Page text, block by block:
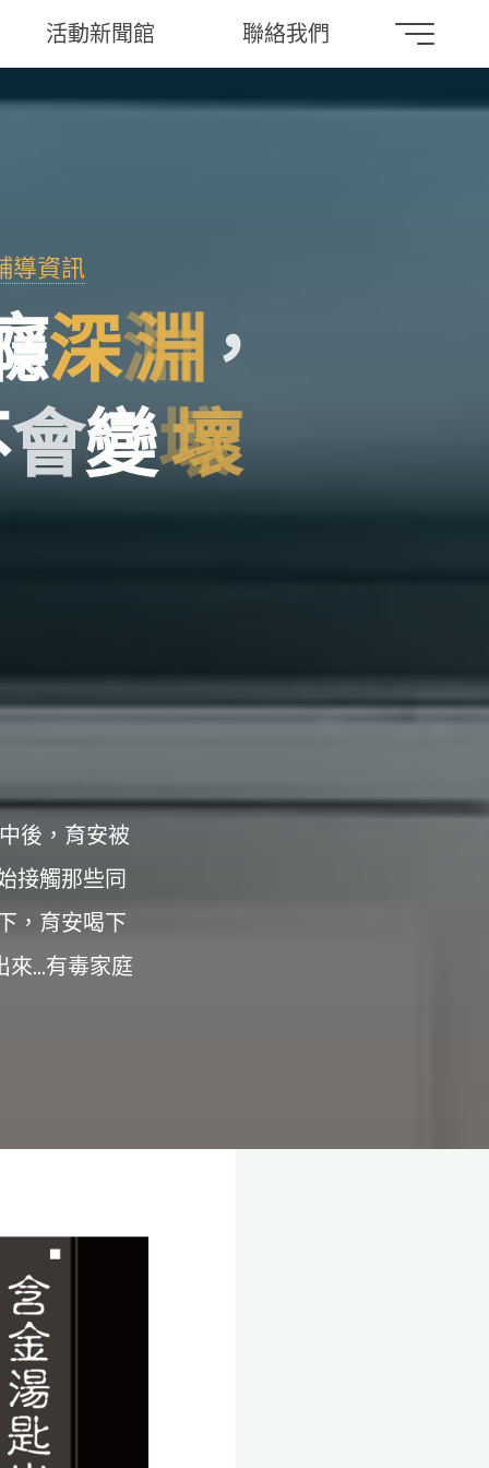
活動新聞館 聯絡我們
導資訊
深淵，
會變壞
後，育安被
接觸那些同
，育安喝下
...有毒家庭